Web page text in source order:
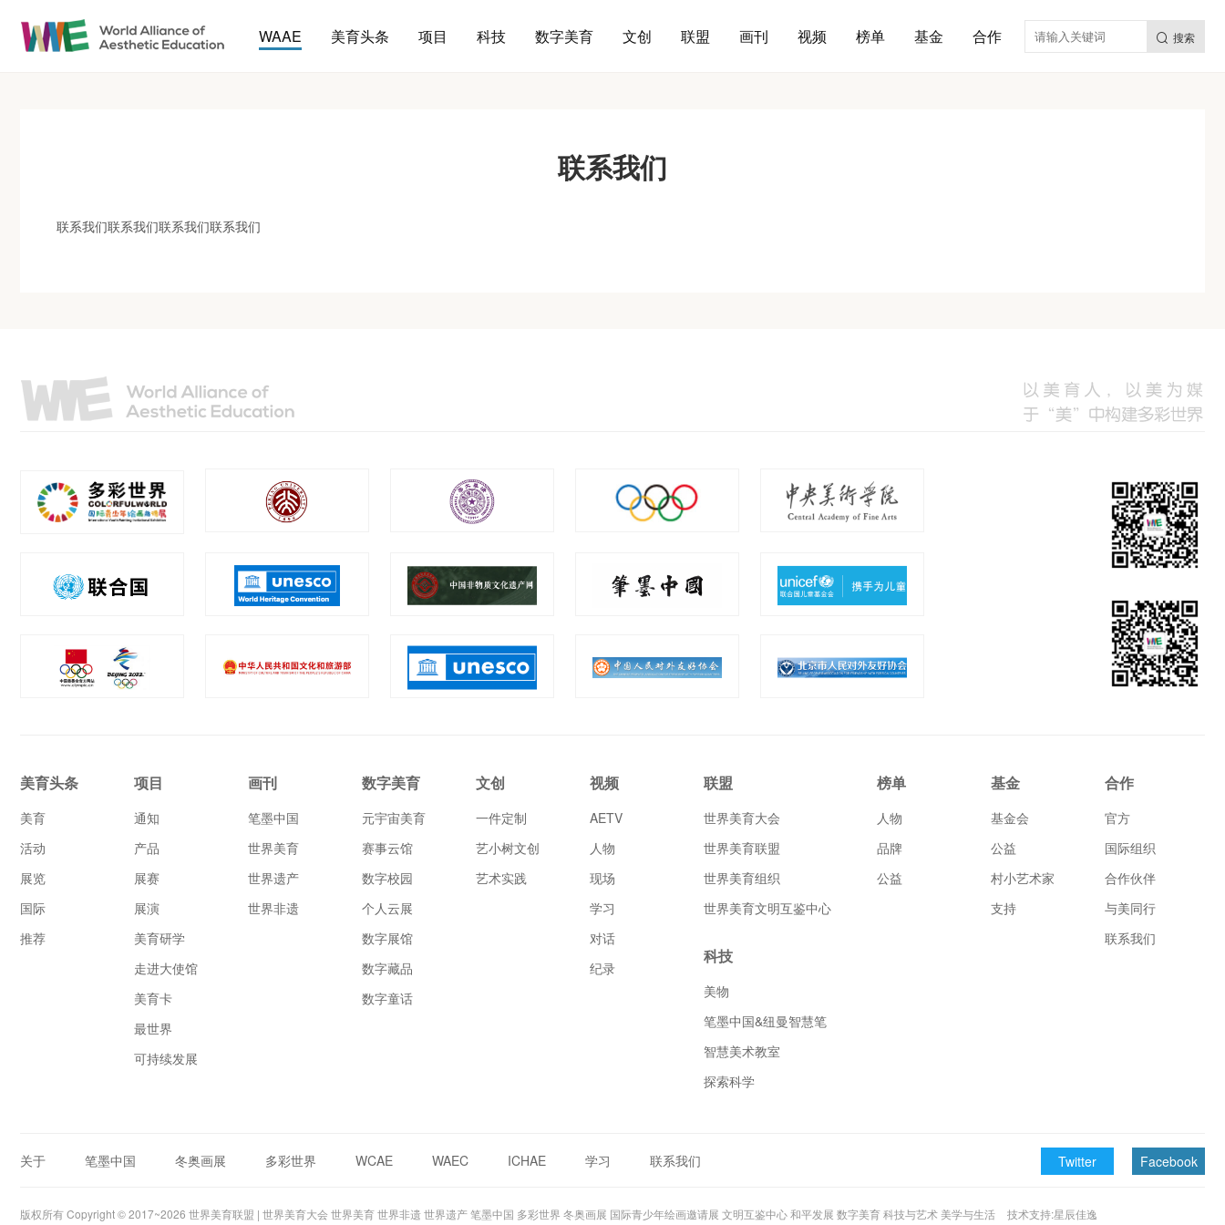
WAAE 美育头条 项目 科技 数字美育 文创 联盟 画刊 视频 榜单 基金 合作 搜索
联系我们
联系我们联系我们联系我们联系我们
美育头条
美育
活动
展览
国际
推荐
项目
通知
产品
展赛
展演
美育研学
走进大使馆
美育卡
最世界
可持续发展
画刊
笔墨中国
世界美育
世界遗产
世界非遗
数字美育
元宇宙美育
赛事云馆
数字校园
个人云展
数字展馆
数字藏品
数字童话
文创
一件定制
艺小树文创
艺术实践
视频
AETV
人物
现场
学习
对话
纪录
联盟
世界美育大会
世界美育联盟
世界美育组织
世界美育文明互鉴中心
科技
美物
笔墨中国&纽曼智慧笔
智慧美术教室
探索科学
榜单
人物
品牌
公益
基金
基金会
公益
村小艺术家
支持
合作
官方
国际组织
合作伙伴
与美同行
联系我们
关于 笔墨中国 冬奥画展 多彩世界 WCAE WAEC ICHAE 学习 联系我们 Twitter Facebook
版权所有 Copyright © 2017~2026 世界美育联盟 | 世界美育大会 世界美育 世界非遗 世界遗产 笔墨中国 多彩世界 冬奥画展 国际青少年绘画邀请展 文明互鉴中心 和平发展 数字美育 科技与艺术 美学与生活
技术支持:星辰佳逸